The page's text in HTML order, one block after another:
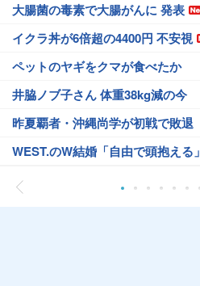
大腸菌の毒素で大腸がんに 発表
イクラ丼が6倍超の4400円 不安視
ペットのヤギをクマが食べたか
井脇ノブ子さん 体重38kg減の今
昨夏覇者・沖縄尚学が初戦で敗退
WEST.のW結婚「自由で頭抱える」